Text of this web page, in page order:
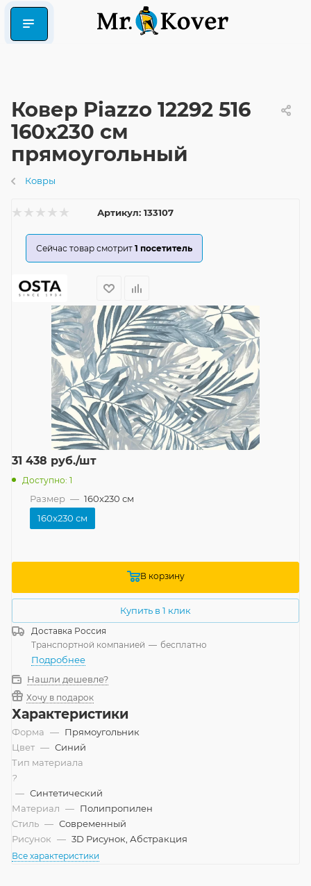
Ковер Piazzo 12292 516
160x230 см
прямоугольный
Ковры
Артикул: 133107
Сейчас товар смотрит 1 посетитель
31 438 руб./шт
Доступно: 1
Размер — 160x230 см
160x230 см
В корзину
Купить в 1 клик
Доставка Россия
Транспортной компанией — бесплатно
Подробнее
Нашли дешевле?
Хочу в подарок
Характеристики
Форма — Прямоугольник
Цвет — Синий
Тип материала
?
— Синтетический
Материал — Полипропилен
Стиль — Современный
Рисунок — 3D Рисунок, Абстракция
Все характеристики